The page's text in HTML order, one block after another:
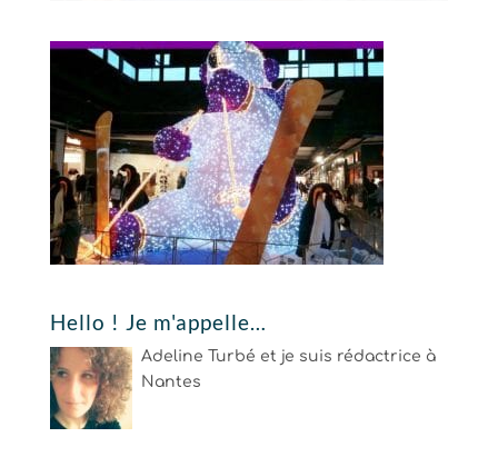
Hello ! Je m'appelle…
Adeline Turbé et je suis rédactrice à
Nantes